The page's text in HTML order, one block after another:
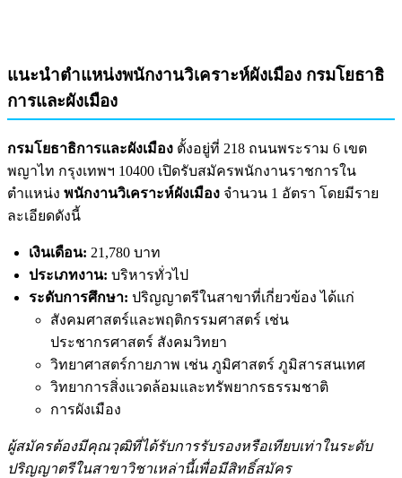
แนะนำตำแหน่งพนักงานวิเคราะห์ผังเมือง กรมโยธาธิ
การและผังเมือง
กรมโยธาธิการและผังเมือง ตั้งอยู่ที่ 218 ถนนพระราม 6 เขต
พญาไท กรุงเทพฯ 10400 เปิดรับสมัครพนักงานราชการใน
ตำแหน่ง พนักงานวิเคราะห์ผังเมือง จำนวน 1 อัตรา โดยมีราย
ละเอียดดังนี้
เงินเดือน: 21,780 บาท
ประเภทงาน: บริหารทั่วไป
ระดับการศึกษา: ปริญญาตรีในสาขาที่เกี่ยวข้อง ได้แก่
สังคมศาสตร์และพฤติกรรมศาสตร์ เช่น
ประชากรศาสตร์ สังคมวิทยา
วิทยาศาสตร์กายภาพ เช่น ภูมิศาสตร์ ภูมิสารสนเทศ
วิทยาการสิ่งแวดล้อมและทรัพยากรธรรมชาติ
การผังเมือง
ผู้สมัครต้องมีคุณวุฒิที่ได้รับการรับรองหรือเทียบเท่าในระดับ
ปริญญาตรีในสาขาวิชาเหล่านี้เพื่อมีสิทธิ์สมัคร